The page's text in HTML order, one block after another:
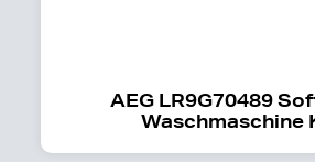
AEG LR9G70489
Waschmaschine